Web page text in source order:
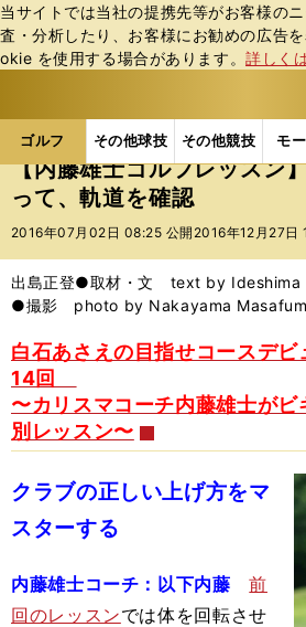
当サイトでは当社の提携先等がお客様の
査・分析したり、お客様にお勧めの広告
okie を使⽤する場合があります。詳しく
ゴルフ その他球技 その他競技 モ
ス
ポ
ル
バ
ゴルフの記事一覧 ゴルフ
【内藤雄士ゴルフレッスン
って、軌道を確認
2016年07月02日 08:25 公開 2016年12月27日
出島正登●取材・文 text by
●撮影 photo by Nakayama
白石あさえの目指せコースデビ
14回
〜カリスマコーチ内藤雄士が
別レッスン〜
クラブの正しい上げ方をマ
スターする
内藤雄士コーチ：以下内藤
前
回のレッスンでは体を回転させ